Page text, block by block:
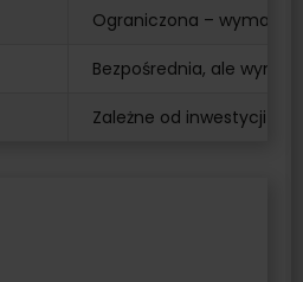
Ograniczona – wymaga
Bezpośrednia, ale
Zależne od inwestycji